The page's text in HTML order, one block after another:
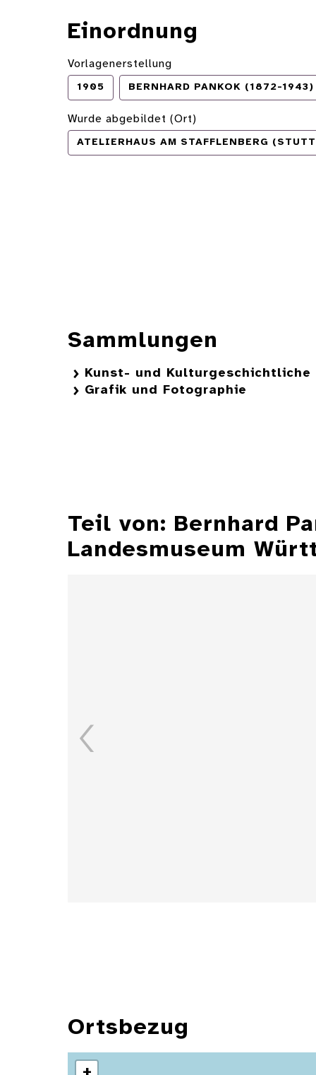
Einordnung
Vorlagenerstellung
1905 BERNHARD PANKOK (1872-1943)
Wurde abgebildet (Ort)
ATELIERHAUS AM STAFFLENBERG
Sammlungen
Kunst- und Kulturgeschichtliche
Grafik und Fotographie
Teil von: Bernhard
Landesmuseum
Ortsbezug